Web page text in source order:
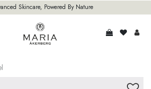
Skincare, Powered By Nature